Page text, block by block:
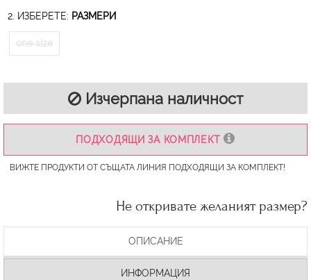
2. ИЗБЕРЕТЕ: РАЗМЕРИ
one size
Изчерпана наличност
ПОДХОДЯЩИ ЗА КОМПЛЕКТ
ВИЖТЕ ПРОДУКТИ ОТ СЪЩАТА ЛИНИЯ ПОДХОДЯЩИ ЗА КОМПЛЕКТ!
Не откривате желаният размер?
ОПИСАНИЕ
ИНФОРМАЦИЯ